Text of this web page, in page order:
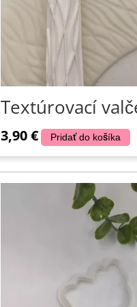
Textúrovací
3,90€ Pridať do košíka